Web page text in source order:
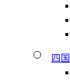
四国